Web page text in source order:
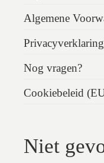
Algemene
Nog vragen?
Cookiebeleid
Niet